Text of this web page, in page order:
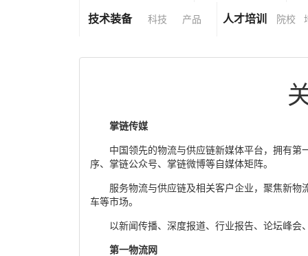
技术装备 科技 产品 人才培训 院校
掌链传媒
中国领先的物流与供应链新媒体平台，拥有
序、掌链公众号、掌链微博等自媒体矩阵。
服务物流与供应链及相关客户企业，聚焦新
车等市场。
以新闻传播、深度报道、行业报告、论坛峰
第一物流网